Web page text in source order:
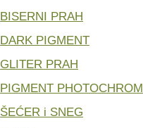
BISERNI PRAH
DARK PIGMENT
GLITER PRAH
PIGMENT PHOTOCHROM
ŠEĆER i SNEG